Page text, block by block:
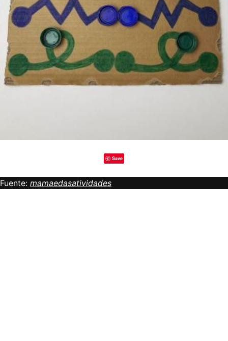
Save
Fuente: mamaedasatividades